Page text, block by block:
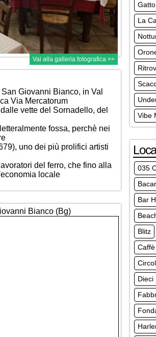
Vai alla galleria fotografica >>
Giovanni Bianco, in Val
Via Mercatorum
vette del Sornadello, del
fossa, perchè nei
uno dei più prolifici artisti
del ferro, che fino alla
locale
Bianco (Bg)
La
Vibe
035
Bar H
Blitz
Dieci